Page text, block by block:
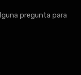
pregunta para